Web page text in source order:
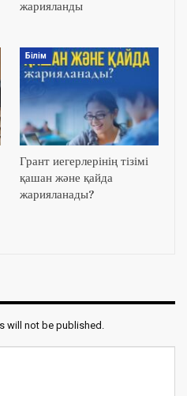
жарияланды
Білім
Грант иегерлерінің тізімі
қашан және қайда
жарияланады?
will not be published.